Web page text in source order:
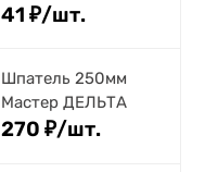
41 ₽/шт.
Шпатель 250мм
Мастер ДЕЛЬТА
270 ₽/шт.